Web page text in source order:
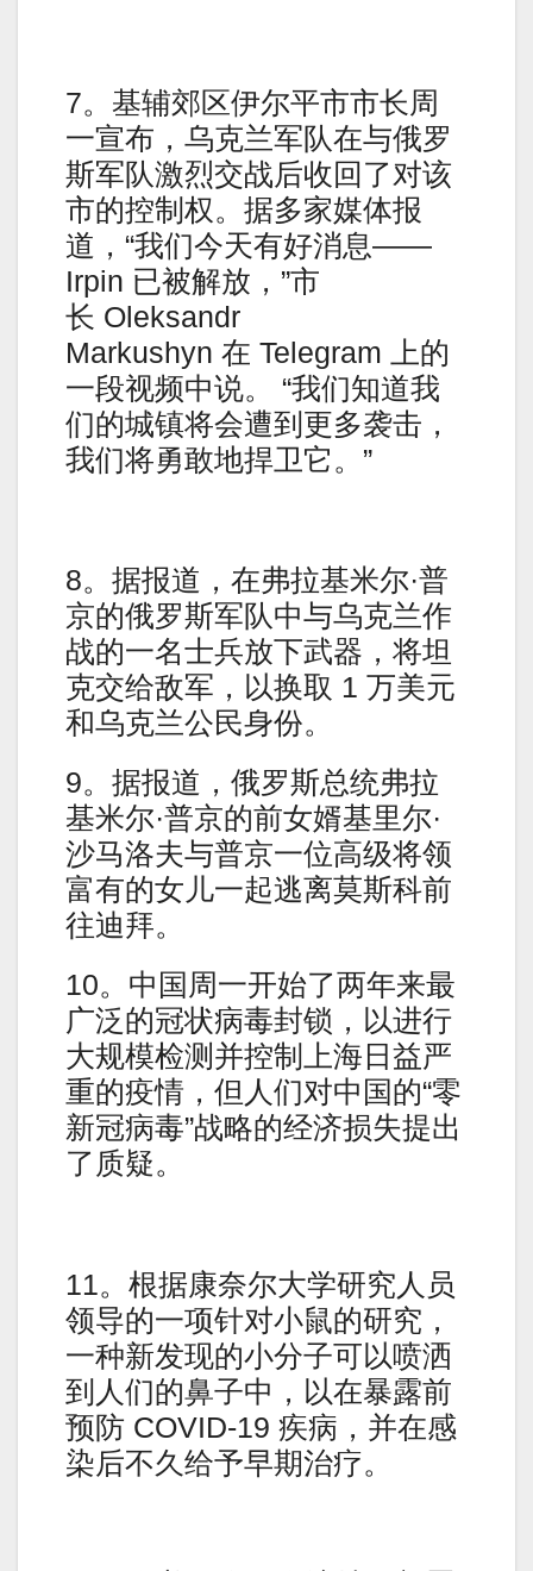
7。基辅郊区伊尔平市市长周
一宣布，乌克兰军队在与俄罗
斯军队激烈交战后收回了对该
市的控制权。据多家媒体报
道，“我们今天有好消息——
Irpin 已被解放，”市
长 Oleksandr
Markushyn 在 Telegram 上的
一段视频中说。 “我们知道我
们的城镇将会遭到更多袭击，
我们将勇敢地捍卫它。”
8。据报道，在弗拉基米尔·普
京的俄罗斯军队中与乌克兰作
战的一名士兵放下武器，将坦
克交给敌军，以换取 1 万美元
和乌克兰公民身份。
9。据报道，俄罗斯总统弗拉
基米尔·普京的前女婿基里尔·
沙马洛夫与普京一位高级将领
富有的女儿一起逃离莫斯科前
往迪拜。
10。中国周一开始了两年来最
广泛的冠状病毒封锁，以进行
大规模检测并控制上海日益严
重的疫情，但人们对中国的“零
新冠病毒”战略的经济损失提出
了质疑。
11。根据康奈尔大学研究人员
领导的一项针对小鼠的研究，
一种新发现的小分子可以喷洒
到人们的鼻子中，以在暴露前
预防 COVID-19 疾病，并在感
染后不久给予早期治疗。